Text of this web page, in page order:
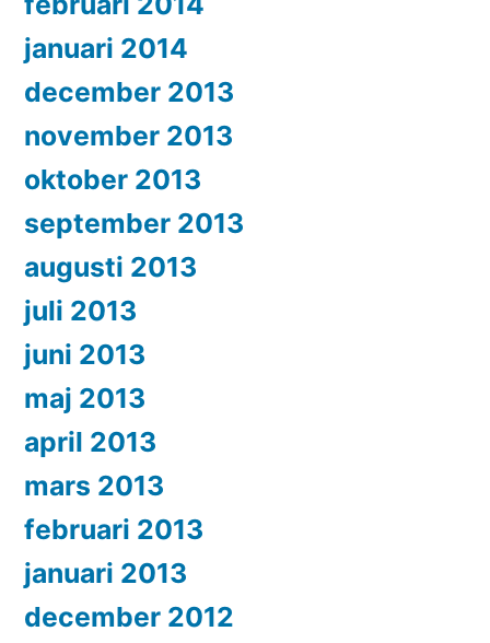
januari 2014
december 2013
november 2013
oktober 2013
september 2013
augusti 2013
juli 2013
juni 2013
maj 2013
april 2013
mars 2013
februari 2013
januari 2013
december 2012